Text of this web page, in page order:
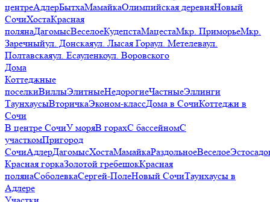
центреАдлерБытхаМамайкаОлимпийская деревняНовый
СочиХостаКрасная
полянаДагомысВеселоеКудепстаМацестаМкр. ПриморьеМкр.
Заречныйул. Донскаяул. Лысая Гораул. Метелеваул.
Полтавскаяул. Есауленкоул. Воровского
Дома
Коттеджные
поселкиВиллыЭлитныеНедорогиеЧастныеЭллинги
ТаунхаусыВторичкаЭконом-классДома в СочиКоттеджи в
Сочи
В центре СочиУ моряВ горахС бассейномС
участкомПригород
СочиАдлерДагомысХостаМамайкаРаздольноеВеселое
Красная горкаЗолотой гребешокКрасная
полянаСоболевкаСергей-ПолеНовый СочиТаунхаусы в
Адлере
Участки